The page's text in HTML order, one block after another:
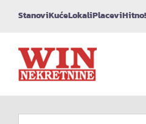
StanoviKućeLokaliPlaceviHitno!